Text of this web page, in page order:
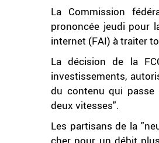
La Commission
prononcée jeudi pour
internet (FAI) à traiter
La décision de la
investissements,
du contenu qui
deux vitesses".
Les partisans de la